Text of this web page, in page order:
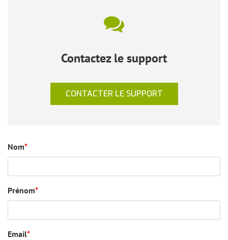
Contactez le support
CONTACTER LE SUPPORT
Nom*
Prénom*
Email*